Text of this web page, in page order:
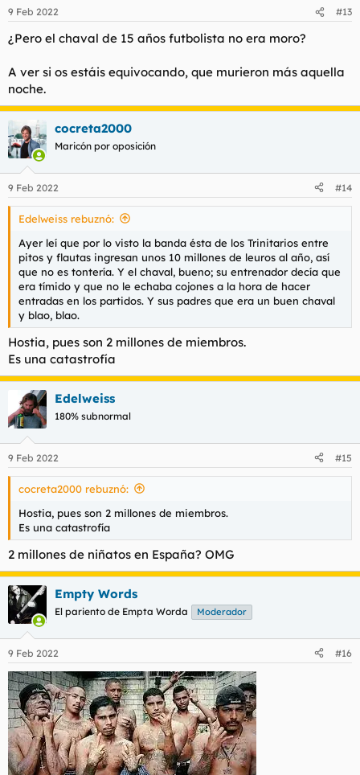
e
:
9 Feb 2022 #13
¿Pero el chaval de 15 años futbolista no era moro?
A ver si os estáis equivocando, que murieron más aquella
noche.
cocreta2000
Maricón por oposición
9 Feb 2022 #14
Edelweiss rebuznó:
Ayer leí que por lo visto la banda ésta de los Trinitarios entre
pitos y flautas ingresan unos 10 millones de leuros al año, así
que no es tontería. Y el chaval, bueno; su entrenador decía que
era tímido y que no le echaba cojones a la hora de hacer
entradas en los partidos. Y sus padres que era un buen chaval
y blao, blao.
Hostia, pues son 2 millones de miembros.
Es una catastrofía
Edelweiss
180% subnormal
9 Feb 2022 #15
cocreta2000 rebuznó:
Hostia, pues son 2 millones de miembros.
Es una catastrofía
2 millones de niñatos en España? OMG
Empty Words
El pariento de Empta Worda Moderador
9 Feb 2022 #16